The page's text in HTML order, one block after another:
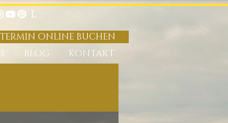
BLOG KONTAKT
TERMIN ONLINE BUCHEN